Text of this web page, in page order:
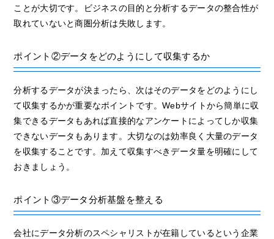
ことが大切です。ビジネスの目的と分析するデータの整合性が
取れていないと商圏分析は失敗します。
ポイント②データをどのようにして収集するか
分析するデータが決まったら、次はそのデータをどのようにし
て収集するかが重要なポイントです。Webサイトから簡単に収
集できるデータもあれば直接的なアンケートによってしか収集
できないデータもあります。大切なのは効率良く大量のデータ
を収集することです。加えて収集すべきデータ量を明確にして
おきましょう。
ポイント③データ分析基盤を整える
会社にデータ分析のスペシャリストが在籍しているという企業